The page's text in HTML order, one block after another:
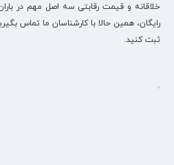
خلاقانه و قیمت رقابتی سه اصل مهم در
رایگان، همین حالا با کارشناسان ما تماس
ثبت کنید.